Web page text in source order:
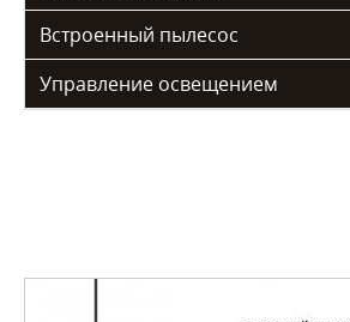
Встроенный пылесос
Управление освещением